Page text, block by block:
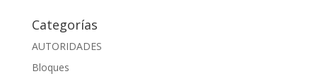
Categorías
AUTORIDADES
Bloques